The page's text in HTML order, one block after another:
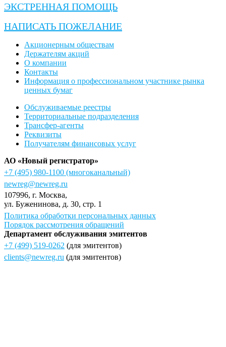
ЭКСТРЕННАЯ ПОМОЩЬ
НАПИСАТЬ ПОЖЕЛАНИЕ
Акционерным обществам
Держателям акций
О компании
Контакты
Информация о профессиональном участнике рынка
ценных бумаг
Обслуживаемые реестры
Территориальные подразделения
Трансфер-агенты
Реквизиты
Получателям финансовых услуг
АО «Новый регистратор»
+7 (495) 980-1100 (многоканальный)
newreg@newreg.ru
107996, г. Москва,
ул. Буженинова, д. 30, стр. 1
Политика обработки персональных данных
Порядок рассмотрения обращений
Департамент обслуживания эмитентов
+7 (499) 519-0262 (для эмитентов)
clients@newreg.ru (для эмитентов)